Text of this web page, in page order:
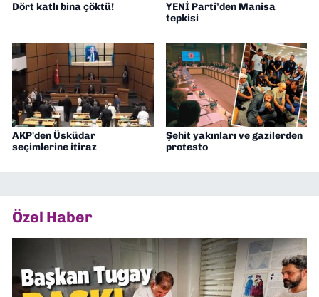
Dört katlı bina çöktü!
YENİ Parti’den Manisa
tepkisi
AKP'den Üsküdar
seçimlerine itiraz
Şehit yakınları ve gazilerden
protesto
Özel Haber